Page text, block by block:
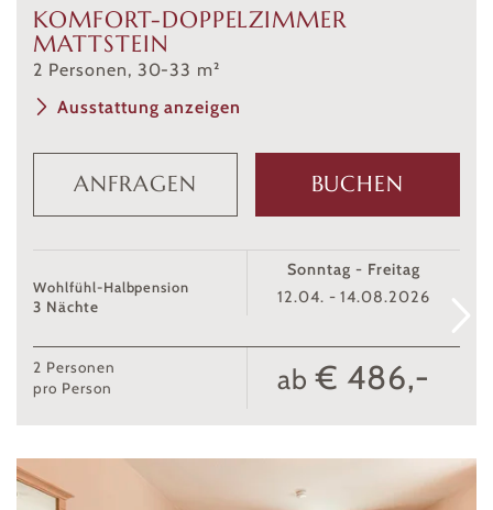
KOMFORT-DOPPELZIMMER
MATTSTEIN
2 Personen, 30-33 m²
Ausstattung anzeigen
ANFRAGEN BUCHEN
Wohlfühl-Halbpension
3 Nächte
Sonntag - Freitag
12.04. - 14.08.2026
2 Personen
pro Person
ab € 486,-